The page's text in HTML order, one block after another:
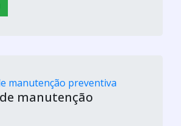
LTDA. / Campinas - SP
ProgramávelDentre a